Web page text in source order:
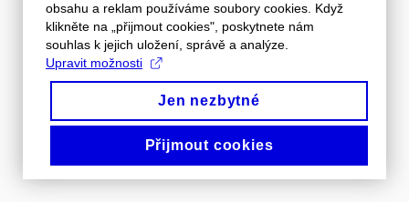
obsahu a reklam používáme soubory cookies. Když
klikněte na „přijmout cookies", poskytnete nám
souhlas k jejich uložení, správě a analýze.
Upravit možnosti
Jen nezbytné
Přijmout cookies